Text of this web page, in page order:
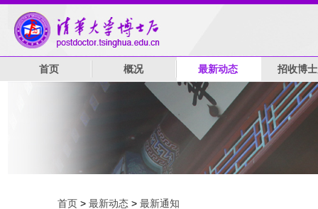
首页 概况 最新动态 招收博
首页> 最新动态> 最新通知